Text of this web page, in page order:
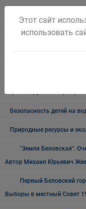
Нормативно правовые
ВНИМАНИЕ
режиме повышенная
короновирусной инфекции
Безопасность детей на
Природные ресурсы и
"Земля Беловская".
Автор Михаил Юрьевич
Первый Беловский
Выборы в местный Совет
Этот сайт
использовать